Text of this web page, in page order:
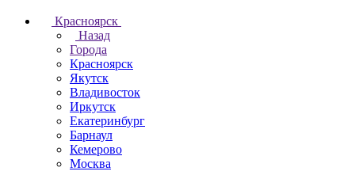
Красноярск
Назад
Города
Красноярск
Якутск
Владивосток
Иркутск
Екатеринбург
Барнаул
Кемерово
Москва